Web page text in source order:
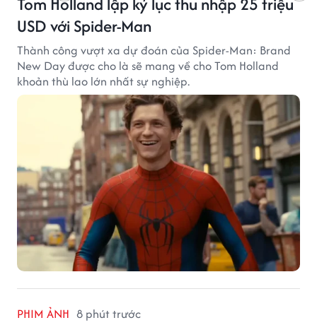
USD với Spider-Man
Thành công vượt xa dự đoán của Spider-Man: Brand
New Day được cho là sẽ mang về cho Tom Holland
khoản thù lao lớn nhất sự nghiệp.
PHIM ẢNH 8 phút trước